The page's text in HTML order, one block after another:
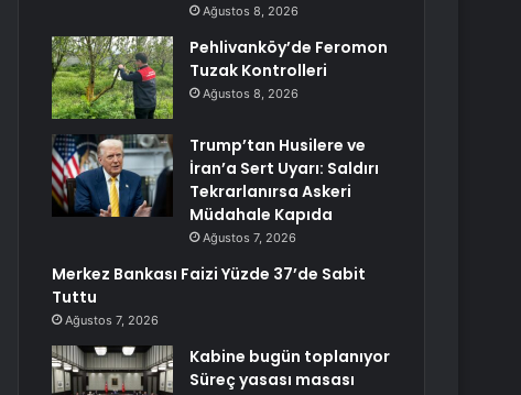
Ağustos 8, 2026
Pehlivanköy’de Feromon
Tuzak Kontrolleri
Ağustos 8, 2026
Trump’tan Husilere ve
İran’a Sert Uyarı: Saldırı
Tekrarlanırsa Askeri
Müdahale Kapıda
Ağustos 7, 2026
Merkez Bankası Faizi Yüzde 37’de Sabit
Tuttu
Ağustos 7, 2026
Kabine bugün toplanıyor
Süreç yasası masası